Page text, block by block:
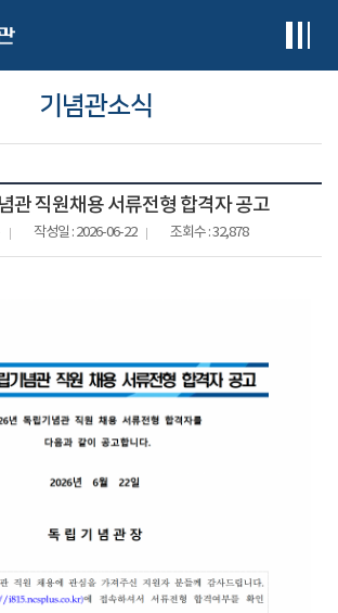
기념관소식
관 직원채용 서류전형 합격자 공고
작성일 : 2026-06-22 조회수 : 32,878